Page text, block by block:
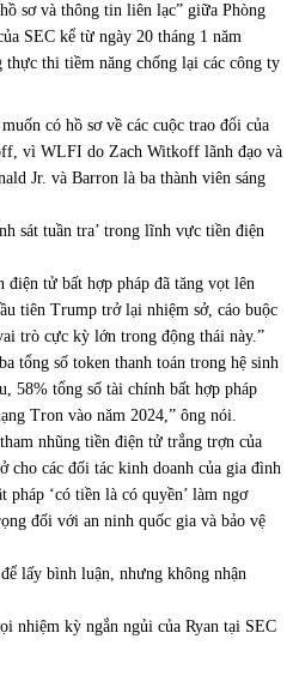
sơ và thông tin liên lạc” giữa Phòng
SEC kể từ ngày 20 tháng 1 năm
thực thi tiềm năng chống lại các công ty
có hồ sơ về các cuộc trao đổi của
vì WLFI do Zach Witkoff lãnh đạo và
Jr. và Barron là ba thành viên sáng
sát tuần tra’ trong lĩnh vực tiền điện
điện tử bất hợp pháp đã tăng vọt lên
tiên Trump trở lại nhiệm sở, cáo buộc
trò cực kỳ lớn trong động thái này.”
tổng số token thanh toán trong hệ sinh
58% tổng số tài chính bất hợp pháp
Tron vào năm 2024,” ông nói.
nhũng tiền điện tử trắng trợn của
cho các đối tác kinh doanh của gia đình
‘có tiền là có quyền’ làm ngơ
đối với an ninh quốc gia và bảo vệ
lấy bình luận, nhưng không nhận
nhiệm kỳ ngắn ngủi của Ryan tại SEC